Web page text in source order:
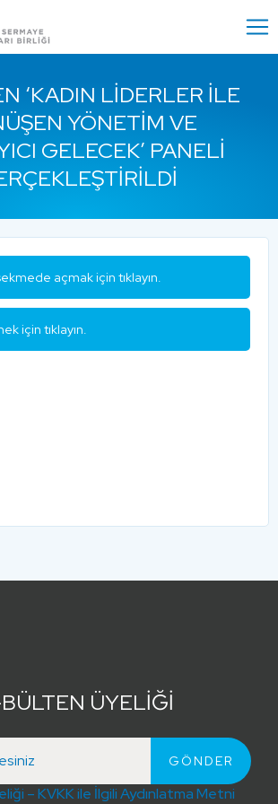
‘KADIN LIDERLER ILE
YÖNETIM VE
GELECEK’ PANELI
açmak için tıklayın.
için tıklayın.
ÜYELİĞİ
– KVKK ile İlgili Aydınlatma Metni